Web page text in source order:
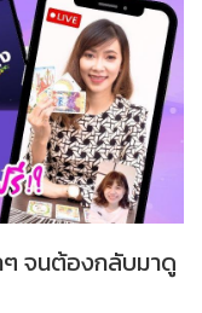
จนต้องกลับมาดู